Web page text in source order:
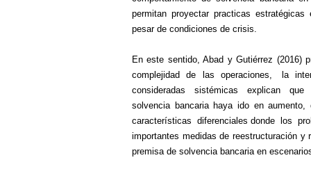
permitan proyectar practicas
pesar de condiciones de crisis.
En este sentido, Abad y Gutiérrez
complejidad de las operaciones, la
consideradas sistémicas explican
solvencia bancaria haya ido en
características diferenciales donde los
importantes medidas de reestructuración
premisa de solvencia bancaria en